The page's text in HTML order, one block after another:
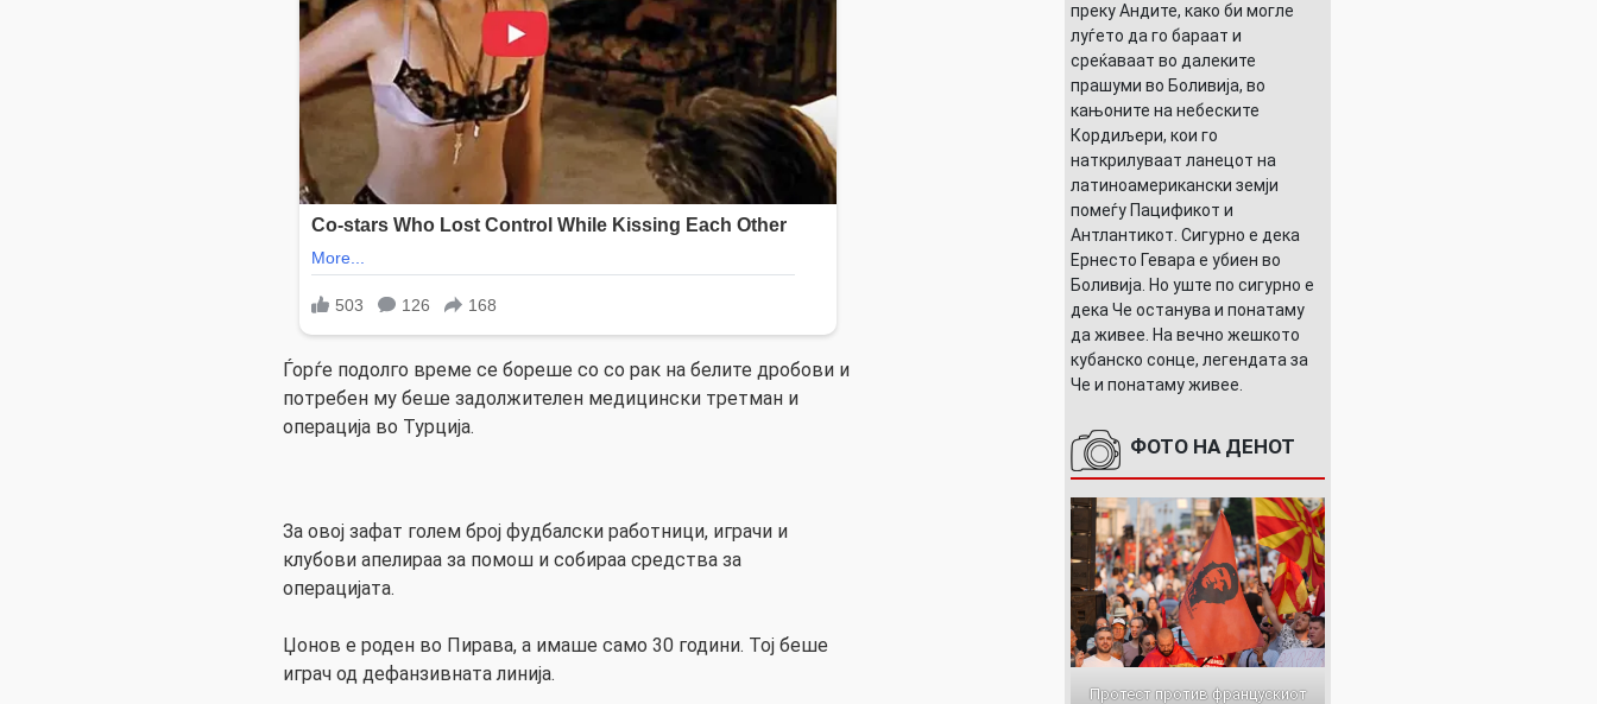
Ѓорѓе подолго време се бореше со со рак на белите дробови и
потребен му беше задолжителен медицински третман и
операција во Турција.
За овој зафат голем број фудбалски работници, играчи и
клубови апелираа за помош и собираа средства за
операцијата.
Џонов е роден во Пирава, а имаше само 30 години. Тој беше
играч од дефанзивната линија.
преку Андите, како би могле
луѓето да го бараат и
среќаваат во далеките
прашуми во Боливија, во
кањоните на небеските
Кордиљери, кои го
наткрилуваат ланецот на
латиноамерикански земји
помеѓу Пацификот и
Антлантикот. Сигурно е дека
Ернесто Гевара е убиен во
Боливија. Но уште по сигурно е
дека Че останува и понатаму
да живее. На вечно жешкото
кубанско сонце, легендата за
Че и понатаму живее.
ФОТО НА ДЕНОТ
Протест против францускиот